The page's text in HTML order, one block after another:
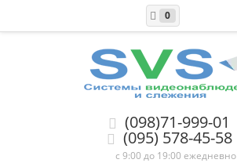
0
(098)71-999-01
(095) 578-45-58
с 9:00 до 19:00 ежедневно